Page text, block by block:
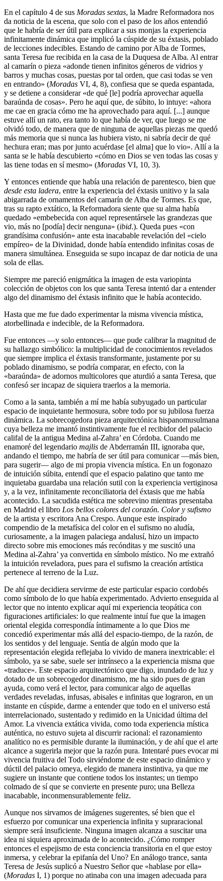
En el capítulo 4 de sus Moradas sextas, la Madre Reformadora nos
da noticia de la escena, que solo con el paso de los años entendió
que le habría de ser útil para explicar a sus monjas la experiencia
infinitamente dinámica que implicó la cúspide de su éxtasis, poblado
de lecciones indecibles. Estando de camino por Alba de Tormes,
santa Teresa fue recibida en la casa de la Duquesa de Alba. Al entrar
al camarín o pieza «adonde tienen infinitos géneros de vidrios y
barros y muchas cosas, puestas por tal orden, que casi todas se ven
en entrando» (Moradas VI, 4, 8), confiesa que se queda espantada,
y se detiene a considerar «de qué [le] podría aprovechar aquella
baraúnda de cosas». Pero he aquí que, de súbito, lo intuye: «ahora
me cae en gracia cómo me ha aprovechado para aquí. [...] aunque
estuve allí un rato, era tanto lo que había de ver, que luego se me
olvidó todo, de manera que de ninguna de aquellas piezas me quedó
más memoria que si nunca las hubiera visto, ni sabría decir de qué
hechura eran; mas por junto acuérdase [el alma] que lo vio». Allí a la
santa se le había descubierto «cómo en Dios se ven todas las cosas y
las tiene todas en sí mesmo» (Moradas VI, 10, 3).
Y entonces entiende que había una relación de parentesco, bien que
desde esta ladera, entre la experiencia del éxtasis unitivo y la sala
abigarrada de ornamentos del camarín de Alba de Tormes. Es que,
tras su rapto extático, la Reformadora siente que su alma había
quedado «embebecida con aquel representársele las grandezas que
vio, más no [podía] decir nenguna» (ibid.). Queda pues «con
grandísima confusión» ante esta inacabable revelación del «cielo
empíreo» de la Divinidad, donde había entendido infinitas cosas de
manera simultánea. Enseguida se supo incapaz de dar noticia de una
sola de ellas.
Siempre me pareció enigmática la imagen de esta variopinta
colección de objetos con los que santa Teresa intentó dar a entender
algo del dinamismo del éxtasis infinito que le había acontecido.
Hasta que me fue dado experimentar la misma vivencia mística,
atorbellinada e indecible, de la Reformadora.
Fue entonces ―y solo entonces― que pude calibrar la magnitud de
su hallazgo simbólico: la multiplicidad de conocimientos revelados
que siempre implica el éxtasis transformante, justamente por su
poblado dinamismo, se podría comparar, en efecto, con la
«baraúnda» de adornos multicolores que aturdió a santa Teresa, que
confesó ser incapaz de siquiera traerlos a la memoria.
Como a la santa, también a mí me había subyugado un particular
espacio de inquietante hermosura, sobre todo por su jubilosa fuerza
dinámica. La sobrecogedora pieza arquitectónica hispanomusulmana
cuya belleza me imantó instintivamente fue el recibidor del palacio
califal de la antigua Medina al-Zahra’ en Córdoba. Cuando me
enamoré del legendario majlis de Abderramán III, ignoraba que,
andando el tiempo, me habría de ser útil para comunicar ―más bien,
para sugerir― algo de mi propia vivencia mística. En un fogonazo
de intuición súbita, entendí que el espacio palatino que tanto me
inquietaba guardaba una relación sutil con la experiencia vertiginosa
y, a la vez, infinitamente reconciliatoria del éxtasis que me había
acontecido. La sacudida estética me sobrevino mientras presentaba
en Madrid el libro Los bellos colores del corazón. Color y sufismo
de la artista y escritora Ana Crespo. Aunque este inspirado
compendio de la metafísica del color en el sufismo no aludía,
curiosamente, a la imagen palaciega andalusí, hizo un impacto
directo sobre mis emociones más recónditas y me suscitó una
Medina al-Zahra’ ya convertida en símbolo místico. No me extrañó
la intuición reveladora, pues para el sufismo la creación artística
pertenece al terreno de la Luz.
De ahí que decidiera servirme de este particular espacio cordobés
como símbolo de lo que había experimentado. Advierto enseguida al
lector que no intento explicar aquí mi experiencia teopática con
figuraciones artificiales: lo que realmente intuí fue que la imagen
oriental elegida correspondía íntimamente a lo que Dios me
concedió experimentar más allá del espacio-tiempo, de la razón, de
los sentidos y del lenguaje. Sentía de algún modo que la
representación elegida reflejaba lo vivido de manera inextricable: el
símbolo, ya se sabe, suele ser intrínseco a la experiencia misma que
«traduce». Este espacio arquitectónico que digo, inundado de luz y
dotado de un sobrecogedor dinamismo, me ha sido pues de gran
ayuda, como verá el lector, para comunicar algo de aquellas
verdades reveladas, infusas, abisales e infinitas que lograron, en un
instante en cúspide, darme a entender que todo en el universo está
interrelacionado, sustentado y redimido en la Unicidad última del
Amor. La vivencia extática vivida, como toda experiencia mística
auténtica, no estuvo sujeta al discurrir racional: el razonamiento
analítico no es permisible durante la iluminación, y de ahí que el arte
alcance a sugerirla mejor que la razón pura. Intentaré pues evocar mi
vivencia fruitiva del Todo sirviéndome de este espacio dinámico y
dúctil del palacio omeya, elegido de manera instintiva, ya que me
sugiere un instante que contiene todos los instantes; un tiempo
colmado de sí que se convierte en presente puro; una Belleza
inacabable, inconmensurablemente feliz.
Aunque nos sirvamos de imágenes sugerentes, sé bien que el
esfuerzo por comunicar una experiencia infinita y supraracional
siempre será insuficiente. Ninguna imagen alcanza a suscitar una
idea ni siquiera aproximada de lo acontecido. ¿Cómo romper
entonces el espejismo de esta conciencia transitoria en el que estoy
inmersa, y celebrar la epifanía del Uno? En análogo trance, santa
Teresa de Jesús suplicó a Nuestro Señor que «hablase por ella»
(Moradas I, 1) porque no atinaba con una imagen adecuada para